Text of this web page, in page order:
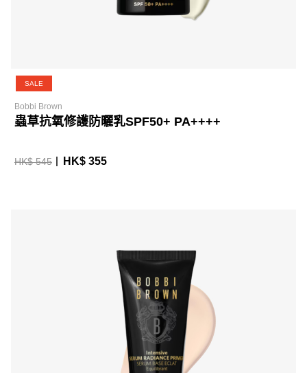
SALE
Bobbi Brown
蟲草抗氧修護防曬乳SPF50+ PA++++
HK$ 545 HK$ 355